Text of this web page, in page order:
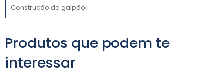
mercado.
QUALIDADE NOS
MATERIAIS
Construção de galpão
Produtos que podem te
interessar